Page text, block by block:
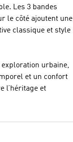
Les 3 bandes
le côté ajoutent une
classique et style
urbaine,
et un confort
l’héritage et